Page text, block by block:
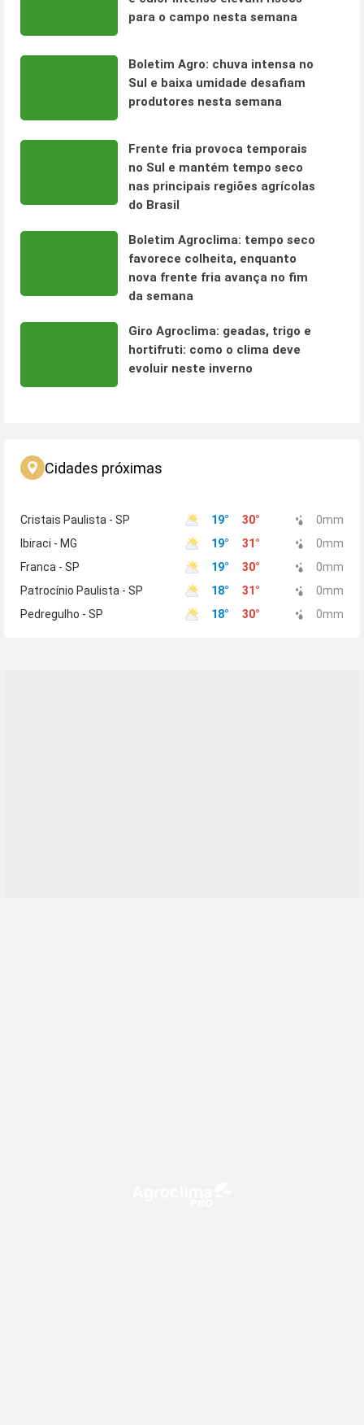
para o campo nesta semana
Boletim Agro: chuva intensa no
Sul e baixa umidade desafiam
produtores nesta semana
Frente fria provoca temporais
no Sul e mantém tempo seco
nas principais regiões agrícolas
do Brasil
Boletim Agroclima: tempo seco
favorece colheita, enquanto
nova frente fria avança no fim
da semana
Giro Agroclima: geadas, trigo e
hortifruti: como o clima deve
evoluir neste inverno
Cidades próximas
Cristais Paulista - SP 19° 30° 0mm
Ibiraci - MG
19° 31 ° 0mm
Franca - SP
19° 30° 0mm
Patrocínio Paulista - SP
18° 31 ° 0mm
Pedregulho - SP
18° 30° 0mm